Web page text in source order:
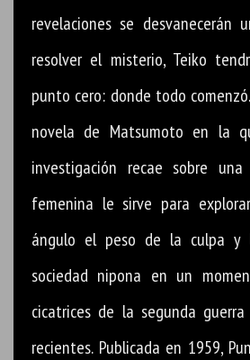
revelaciones se desvanecerán
resolver el misterio, Teiko
punto cero: donde todo
novela de Matsumoto en la
investigación recae sobre
femenina le sirve para
ángulo el peso de la culpa y
sociedad nipona en un
cicatrices de la segunda
recientes. Publicada en 1959,